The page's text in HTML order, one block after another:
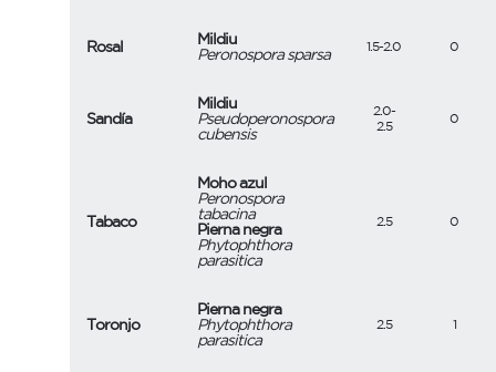
Rosal
Mildiu
Peronospora sparsa
1.5-2.0 0
Sandía
Mildiu
Pseudoperonospora
cubensis
2.0-
2.5
0
Tabaco
Moho azul
Peronospora
tabacina
Pierna negra
Phytophthora
parasitica
2.5 0
Toronjo
Pierna negra
Phytophthora
parasitica
2.5 1